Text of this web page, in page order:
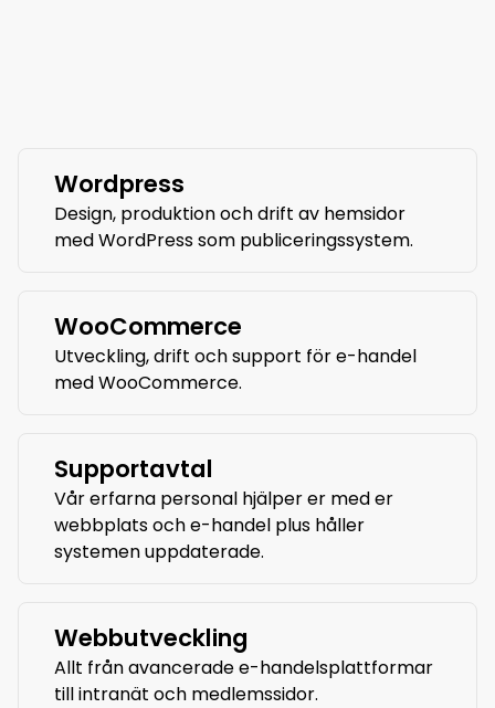
Wordpress
Design, produktion och drift av hemsidor
med WordPress som publiceringssystem.
WooCommerce
Utveckling, drift och support för e-handel
med WooCommerce.
Supportavtal
Vår erfarna personal hjälper er med er
webbplats och e-handel plus håller
systemen uppdaterade.
Webbutveckling
Allt från avancerade e-handelsplattformar
till intranät och medlemssidor.